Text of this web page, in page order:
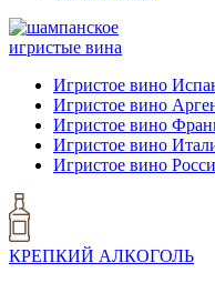
игристые вина
Игристое вино
Игристое вино
Игристое вино
Игристое вино
Игристое вино
КРЕПКИЙ АЛКОГОЛЬ